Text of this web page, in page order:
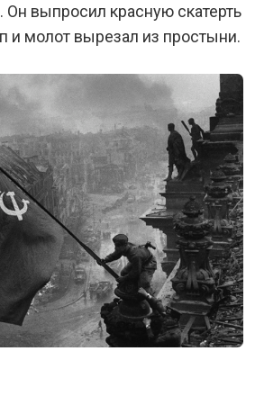
Он выпросил красную скатерть
и молот вырезал из простыни.